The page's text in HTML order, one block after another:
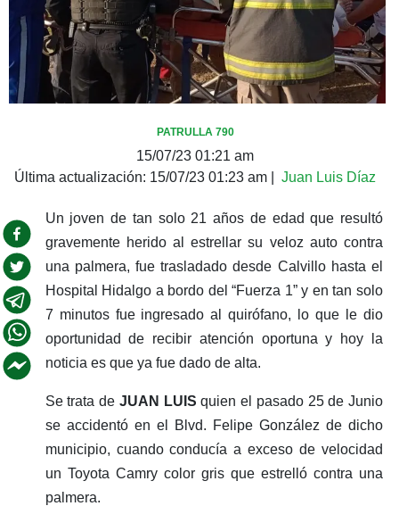
PATRULLA 790
15/07/23 01:21 am
Última actualización: 15/07/23 01:23 am Juan Luis Díaz
Un joven de tan solo 21 años de edad que resultó
gravemente herido al estrellar su veloz auto contra
una palmera, fue trasladado desde Calvillo hasta el
Hospital Hidalgo a bordo del “Fuerza 1” y en tan solo
7 minutos fue ingresado al quirófano, lo que le dio
oportunidad de recibir atención oportuna y hoy la
noticia es que ya fue dado de alta.
Se trata de JUAN LUIS quien el pasado 25 de Junio
se accidentó en el Blvd. Felipe González de dicho
municipio, cuando conducía a exceso de velocidad
un Toyota Camry color gris que estrelló contra una
palmera.